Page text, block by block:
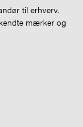
til erhverv.
mærker og